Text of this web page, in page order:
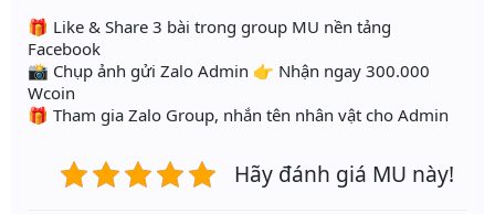
🎁 Like & Share 3 bài trong group MU nền tảng
Facebook
📸 Chụp ảnh gửi Zalo Admin 👉 Nhận ngay 300.000
Wcoin
🎁 Tham gia Zalo Group, nhắn tên nhân vật cho Admin
Hãy đánh giá MU này!